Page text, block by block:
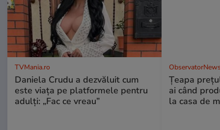
TVMania.ro
Daniela Crudu a dezvăluit cum
este viața pe platformele pentru
adulți: „Fac ce vreau”
Țeapa
ai când
la casa de